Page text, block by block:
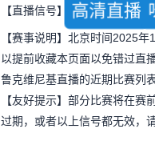
【直播信号】 高清直播
【赛事说明】北京时间2025
以提前收藏本页面以免错过直
鲁克维尼基直播的近期比赛列
【友好提示】部分比赛将在
过期，或者以上信号都无效，